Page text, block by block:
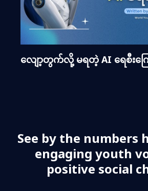
လျော့တွက်လို့ မရတဲ့ AI ရေစီးကြ
See by the numbers
engaging youth
positive social